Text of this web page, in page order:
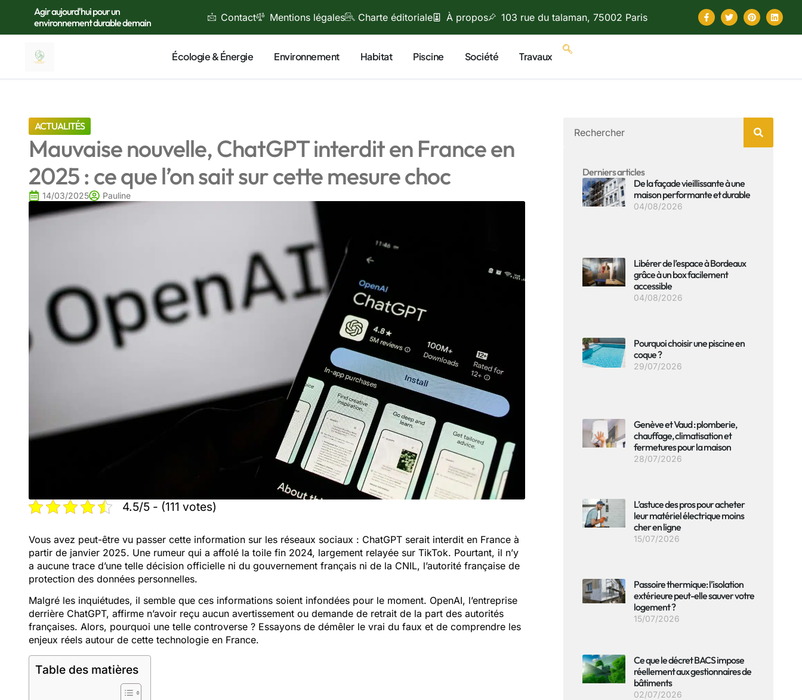
Agir aujourd'hui pour un
environnement durable demain
Contact Mentions légales Charte éditoriale À propos 103 rue du talaman, 75002 Paris
Écologie & Énergie Environnement Habitat Piscine Société Travaux
ACTUALITÉS
Mauvaise nouvelle, ChatGPT interdit en France en
2025 : ce que l’on sait sur cette mesure choc
14/03/2025 Pauline
4.5/5 - (111 votes)
Vous avez peut-être vu passer cette information sur les réseaux sociaux : ChatGPT serait interdit en France à
partir de janvier 2025. Une rumeur qui a affolé la toile fin 2024, largement relayée sur TikTok. Pourtant, il n’y
a aucune trace d’une telle décision officielle ni du gouvernement français ni de la CNIL, l’autorité française de
protection des données personnelles.
Malgré les inquiétudes, il semble que ces informations soient infondées pour le moment. OpenAI, l’entreprise
derrière ChatGPT, affirme n’avoir reçu aucun avertissement ou demande de retrait de la part des autorités
françaises. Alors, pourquoi une telle controverse ? Essayons de démêler le vrai du faux et de comprendre les
enjeux réels autour de cette technologie en France.
Table des matières
Derniers articles
De la façade vieillissante à une
maison performante et durable
04/08/2026
Libérer de l’espace à Bordeaux
grâce à un box facilement
accessible
04/08/2026
Pourquoi choisir une piscine en
coque ?
29/07/2026
Genève et Vaud : plomberie,
chauffage, climatisation et
fermetures pour la maison
28/07/2026
L’astuce des pros pour acheter
leur matériel électrique moins
cher en ligne
15/07/2026
Passoire thermique: l’isolation
extérieure peut-elle sauver votre
logement ?
15/07/2026
Ce que le décret BACS impose
réellement aux gestionnaires de
bâtiments
02/07/2026